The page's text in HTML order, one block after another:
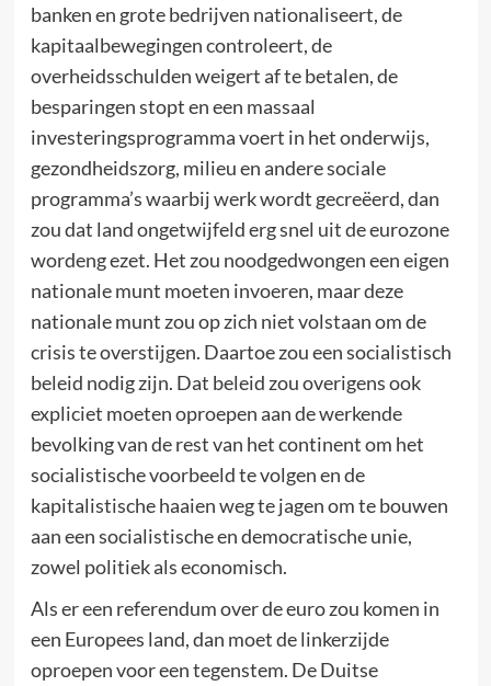
banken en grote bedrijven nationaliseert, de
kapitaalbewegingen controleert, de
overheidsschulden weigert af te betalen, de
besparingen stopt en een massaal
investeringsprogramma voert in het onderwijs,
gezondheidszorg, milieu en andere sociale
programma’s waarbij werk wordt gecreëerd, dan
zou dat land ongetwijfeld erg snel uit de eurozone
wordeng ezet. Het zou noodgedwongen een eigen
nationale munt moeten invoeren, maar deze
nationale munt zou op zich niet volstaan om de
crisis te overstijgen. Daartoe zou een socialistisch
beleid nodig zijn. Dat beleid zou overigens ook
expliciet moeten oproepen aan de werkende
bevolking van de rest van het continent om het
socialistische voorbeeld te volgen en de
kapitalistische haaien weg te jagen om te bouwen
aan een socialistische en democratische unie,
zowel politiek als economisch.
Als er een referendum over de euro zou komen in
een Europees land, dan moet de linkerzijde
oproepen voor een tegenstem. De Duitse